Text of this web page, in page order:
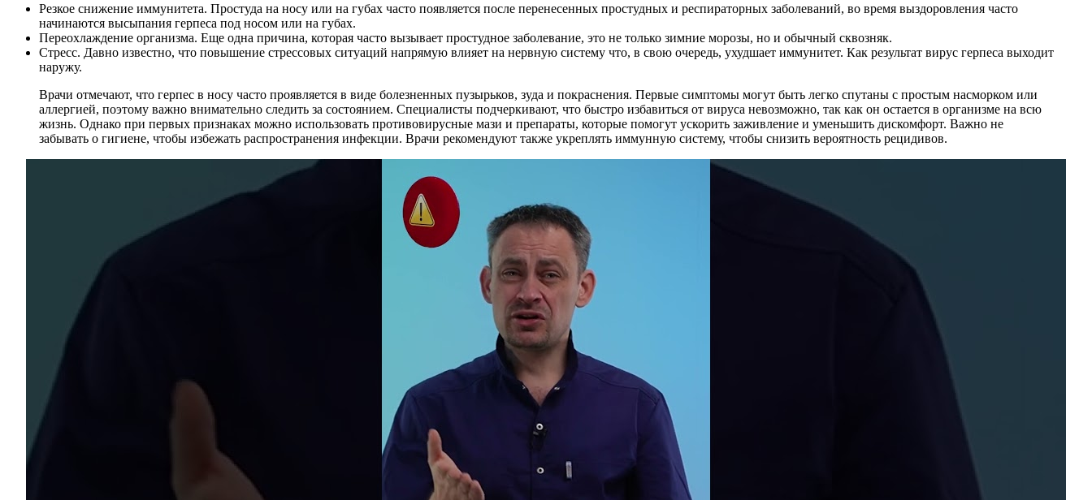
Резкое снижение иммунитета. Простуда на носу или на губах часто появляется после перенесенных простудных и респираторных заболеваний, во время выздоровления часто
начинаются высыпания герпеса под носом или на губах.
Переохлаждение организма. Еще одна причина, которая часто вызывает простудное заболевание, это не только зимние морозы, но и обычный сквозняк.
Стресс. Давно известно, что повышение стрессовых ситуаций напрямую влияет на нервную систему что, в свою очередь, ухудшает иммунитет. Как результат вирус герпеса выходит
наружу.
Врачи отмечают, что герпес в носу часто проявляется в виде болезненных пузырьков, зуда и покраснения. Первые симптомы могут быть легко спутаны с простым насморком или
аллергией, поэтому важно внимательно следить за состоянием. Специалисты подчеркивают, что быстро избавиться от вируса невозможно, так как он остается в организме на всю
жизнь. Однако при первых признаках можно использовать противовирусные мази и препараты, которые помогут ускорить заживление и уменьшить дискомфорт. Важно не
забывать о гигиене, чтобы избежать распространения инфекции. Врачи рекомендуют также укреплять иммунную систему, чтобы снизить вероятность рецидивов.